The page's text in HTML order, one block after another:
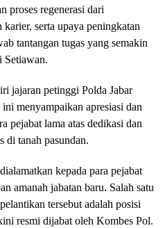
proses regenerasi dari
serta upaya peningkatan
tantangan tugas yang semakin
Setiawan.
jajaran petinggi Polda Jabar
menyampaikan apresiasi dan
pejabat lama atas dedikasi dan
di tanah pasundan.
kepada para pejabat
amanah jabatan baru. Salah satu
tersebut adalah posisi
resmi dijabat oleh Kombes Pol.